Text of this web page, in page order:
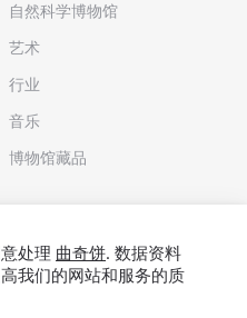
自然科学博物馆
艺术
行业
音乐
博物馆藏品
处理 曲奇饼. 数据资料
我们的网站和服务的质